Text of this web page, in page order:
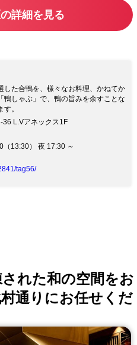
詳細を見る
した合鴨を、様々なお料理、かねてか
鴨しゃぶ」で、鴨の旨みを余すことな
。
36 L.Vアネックス1F
（13:30） 夜 17:30 ～
tag56/
れた和の空間をお
通りにお任せくだ